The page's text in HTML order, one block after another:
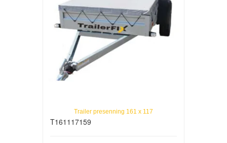
Trailer presenning 161 x 117
T161117159